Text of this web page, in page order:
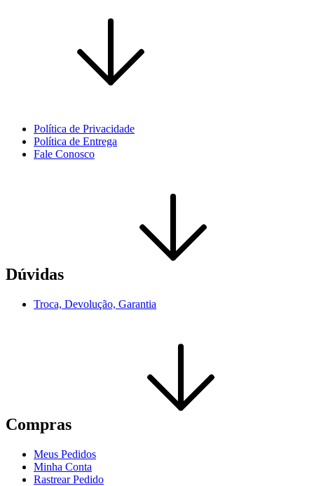
Política de Privacidade
Política de Entrega
Fale Conosco
Dúvidas
Troca, Devolução, Garantia
Compras
Meus Pedidos
Minha Conta
Rastrear Pedido